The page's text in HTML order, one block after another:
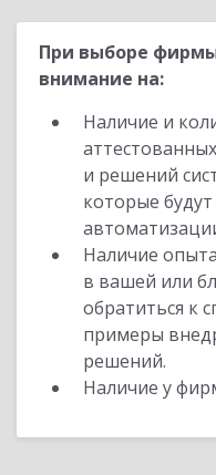
При выборе
внимание на:
Наличие и
и решений
которые
Наличие
в вашей или
обратиться к
примеры
решений.
Наличие у